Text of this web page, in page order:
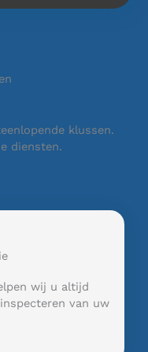
klussen.
diensten.
wij u altijd
van uw